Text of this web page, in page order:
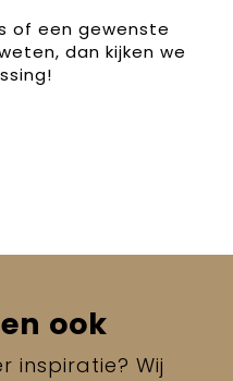
of een gewenste
dan kijken we
ook
inspiratie? Wij